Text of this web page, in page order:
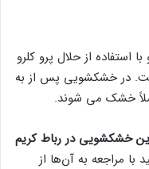
از حلال پرو کلرو
در خشکشویی پس از به
خشک می شوند.
خشکشویی در رباط کریم
با مراجعه به آن‌ها از